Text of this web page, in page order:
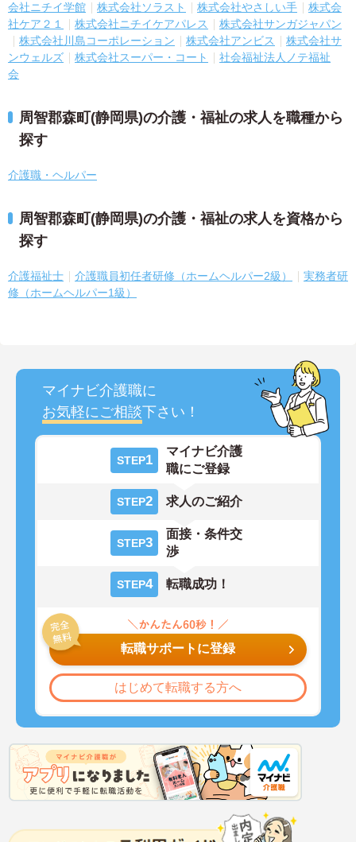
会社ニチイ学館
株式会社ソラスト 株式会社やさしい手
株式会
社ケア２１
株式会社ニチイケアパレス
株式会社サンガジャパン
株式会社川島コーポレーション
株式会社アンビス
株式会社サ
ンウェルズ
株式会社スーパー・コート
社会福祉法人ノテ福祉
会
周智郡森町(静岡県)の介護・福祉の求人を職種から
探す
介護職・ヘルパー
周智郡森町(静岡県)の介護・福祉の求人を資格から
探す
介護福祉士 介護職員初任者研修（ホームヘルパー2級）
実務者研
修（ホームヘルパー1級）
マイナビ介護職に
お気軽にご相談下さい！
STEP1
マイナビ介護
職にご登録
STEP2 求人のご紹介
STEP3
面接・条件交
渉
STEP4 転職成功！
転職サポートに登録
はじめて転職する方へ